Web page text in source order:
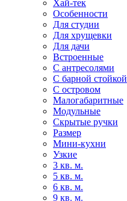
Хай-тек
Особенности
Для студии
Для хрущевки
Для дачи
Встроенные
С антресолями
С барной стойкой
С островом
Малогабаритные
Модульные
Скрытые ручки
Размер
Мини-кухни
Узкие
3 кв. м.
5 кв. м.
6 кв. м.
9 кв. м.